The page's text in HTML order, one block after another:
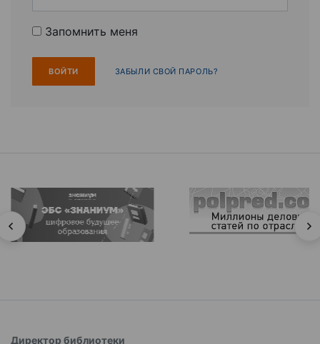
Запомнить меня
ЗАБЫЛИ СВОЙ ПАРОЛЬ?
Директор библиотеки